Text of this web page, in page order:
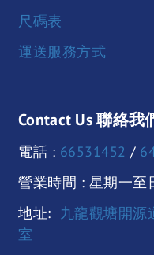
尺碼表
運送服務方式
Contact Us 聯絡我
電話 : 66531452 /
營業時間 : 星期一至
地址:
九龍觀塘開源
室